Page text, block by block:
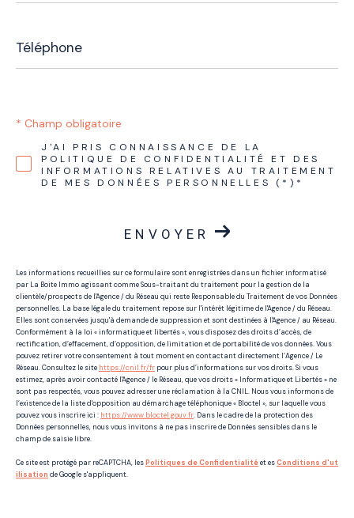
J'AI PRIS CONNAISSANCE DE LA
POLITIQUE DE CONFIDENTIALITÉ ET DES
INFORMATIONS RELATIVES AU TRAITEMENT
DE MES DONNÉES PERSONNELLES (*)*
* Champ obligatoire
ENVOYER
Les informations recueillies sur ce formulaire sont enregistrées dans un fichier informatisé
par La Boite Immo agissant comme Sous-traitant du traitement pour la gestion de la
clientèle/prospects de l'Agence / du Réseau qui reste Responsable du Traitement de vos Données
personnelles. La base légale du traitement repose sur l'intérêt légitime de l'Agence / du Réseau.
Elles sont conservées jusqu'à demande de suppression et sont destinées à l'Agence / au Réseau.
Conformément à la loi « informatique et libertés », vous disposez des droits d’accès, de
rectification, d’effacement, d’opposition, de limitation et de portabilité de vos données. Vous
pouvez retirer votre consentement à tout moment en contactant directement l’Agence / Le
Réseau. Consultez le site https://cnil.fr/fr pour plus d’informations sur vos droits. Si vous
estimez, après avoir contacté l'Agence / le Réseau, que vos droits « Informatique et Libertés » ne
sont pas respectés, vous pouvez adresser une réclamation à la CNIL. Nous vous informons de
l’existence de la liste d'opposition au démarchage téléphonique « Bloctel », sur laquelle vous
pouvez vous inscrire ici : https://www.bloctel.gouv.fr. Dans le cadre de la protection des
Données personnelles, nous vous invitons à ne pas inscrire de Données sensibles dans le
champ de saisie libre.
Ce site est protégé par reCAPTCHA, lesPolitiques de Confidentialitéet esConditions d'ut
ilisation de Google s'appliquent.